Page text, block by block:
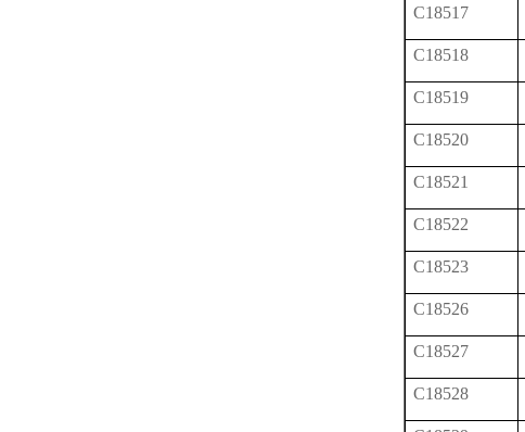
C18517
C18518
C18519
C18520
C18521
C18522
C18523
C18526
C18527
C18528